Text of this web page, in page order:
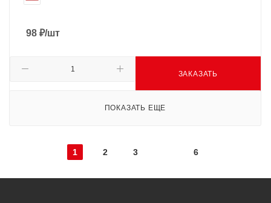
98 ₽/шт
ЗАКАЗАТЬ
ПОКАЗАТЬ ЕЩЕ
1 2 3 6